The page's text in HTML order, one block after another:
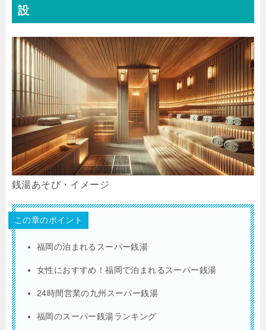
設
銭湯あそび・イメージ
この章のポイント
福岡の泊まれるスーパー銭湯
女性におすすめ！福岡で泊まれるスーパー銭湯
24時間営業の九州スーパー銭湯
福岡のスーパー銭湯ランキング